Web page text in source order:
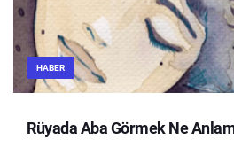
HABER
Rüyada Aba Görmek Ne